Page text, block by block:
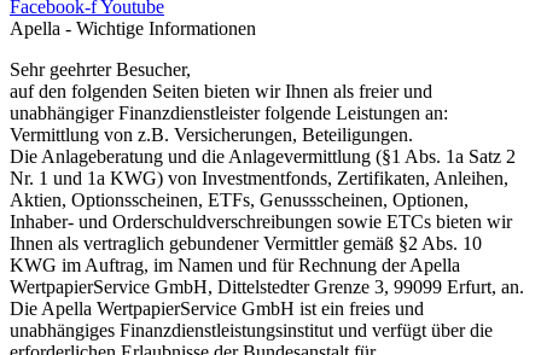
Facebook-fYoutube
Apella - Wichtige Informationen
Sehr geehrter Besucher,
auf den folgenden Seiten bieten wir Ihnen als freier und
unabhängiger Finanzdienstleister folgende Leistungen an:
Vermittlung von z.B. Versicherungen, Beteiligungen.
Die Anlageberatung und die Anlagevermittlung (§1 Abs. 1a Satz 2
Nr. 1 und 1a KWG) von Investmentfonds, Zertifikaten, Anleihen,
Aktien, Optionsscheinen, ETFs, Genussscheinen, Optionen,
Inhaber- und Orderschuldverschreibungen sowie ETCs bieten wir
Ihnen als vertraglich gebundener Vermittler gemäß §2 Abs. 10
KWG im Auftrag, im Namen und für Rechnung der Apella
WertpapierService GmbH, Dittelstedter Grenze 3, 99099 Erfurt, an.
Die Apella WertpapierService GmbH ist ein freies und
unabhängiges Finanzdienstleistungsinstitut und verfügt über die